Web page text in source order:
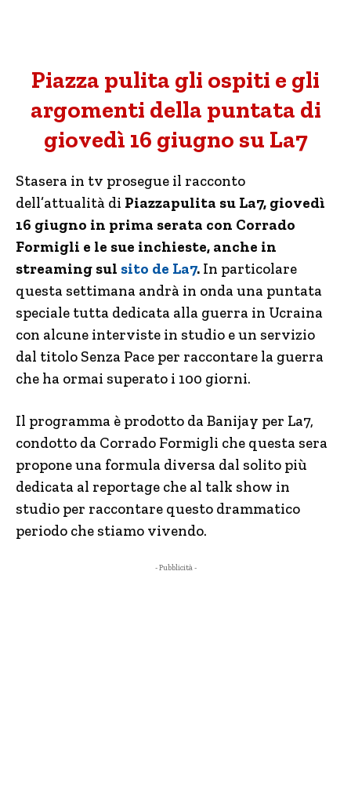
Piazza pulita gli ospiti e gli
argomenti della puntata di
giovedì 16 giugno su La7
Stasera in tv prosegue il racconto
dell’attualità di Piazzapulita su La7, giovedì
16 giugno in prima serata con Corrado
Formigli e le sue inchieste, anche in
streaming sul sito de La7. In particolare
questa settimana andrà in onda una puntata
speciale tutta dedicata alla guerra in Ucraina
con alcune interviste in studio e un servizio
dal titolo Senza Pace per raccontare la guerra
che ha ormai superato i 100 giorni.
Il programma è prodotto da Banijay per La7,
condotto da Corrado Formigli che questa sera
propone una formula diversa dal solito più
dedicata al reportage che al talk show in
studio per raccontare questo drammatico
periodo che stiamo vivendo.
- Pubblicità -